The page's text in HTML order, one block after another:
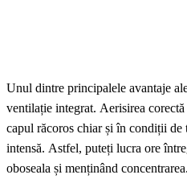
Unul dintre principalele avantaje
ventilație integrat. Aerisirea
capul răcoros chiar și în condiții de
intensă. Astfel, puteți lucra ore
oboseala și menținând concentrarea.